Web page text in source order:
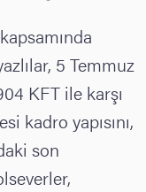
5 Temmuz
KFT ile karşı
kadro yapısını,
son